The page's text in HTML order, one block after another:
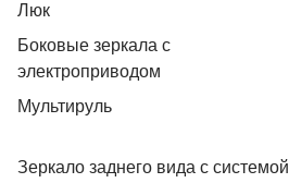
Люк
Боковые зеркала с
электроприводом
Мультируль
Зеркало заднего вида с системой